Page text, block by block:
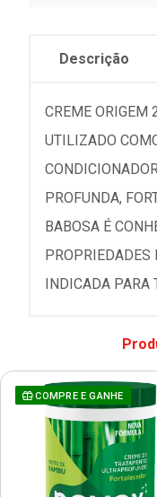
Descrição
CREME ORIGEM
UTILIZADO
PROFUNDA,
BABOSA É
PROPRIEDADES
INDICADA PARA
COMPRE E GANHE